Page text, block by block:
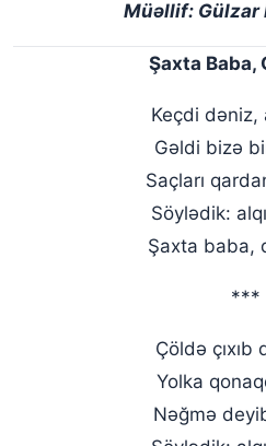
Müəllif: Gülzar
Şaxta Baba,
Keçdi dəniz,
Gəldi bizə
Saçları
Söylədik:
Şaxta baba,
***
Çöldə çıxıb
Yolka
Nəğmə